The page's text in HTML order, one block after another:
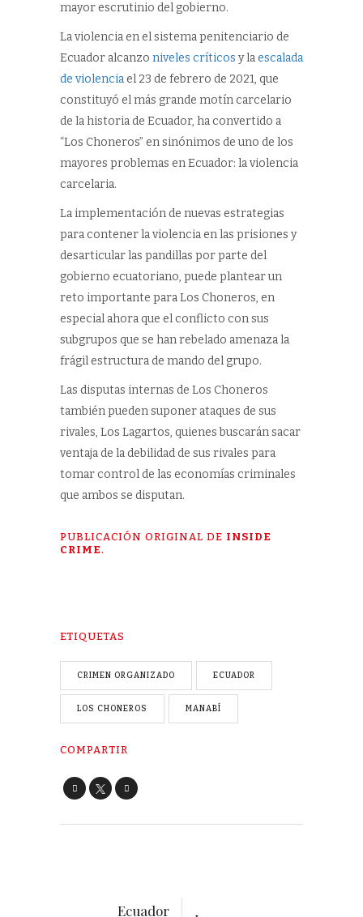
mayor escrutinio del gobierno.
La violencia en el sistema penitenciario de
Ecuador alcanzo niveles críticos y laescalada
de violenciael 23 de febrero de 2021, que
constituyó el más grande motín carcelario
de la historia de Ecuador, ha convertido a
“Los Choneros” en sinónimos de uno de los
mayores problemas en Ecuador: la violencia
carcelaria.
La implementación de nuevas estrategias
para contener la violencia en las prisiones y
desarticular las pandillas por parte del
gobierno ecuatoriano, puede plantear un
reto importante para Los Choneros, en
especial ahora que el conflicto con sus
subgrupos que se han rebelado amenaza la
frágil estructura de mando del grupo.
Las disputas internas de Los Choneros
también pueden suponer ataques de sus
rivales, Los Lagartos, quienes buscarán sacar
ventaja de la debilidad de sus rivales para
tomar control de las economías criminales
que ambos se disputan.
PUBLICACIÓN ORIGINAL DE INSIDE
CRIME.
ETIQUETAS
CRIMEN ORGANIZADO ECUADOR
LOS CHONEROS MANABÍ
COMPARTIR
Ecuador